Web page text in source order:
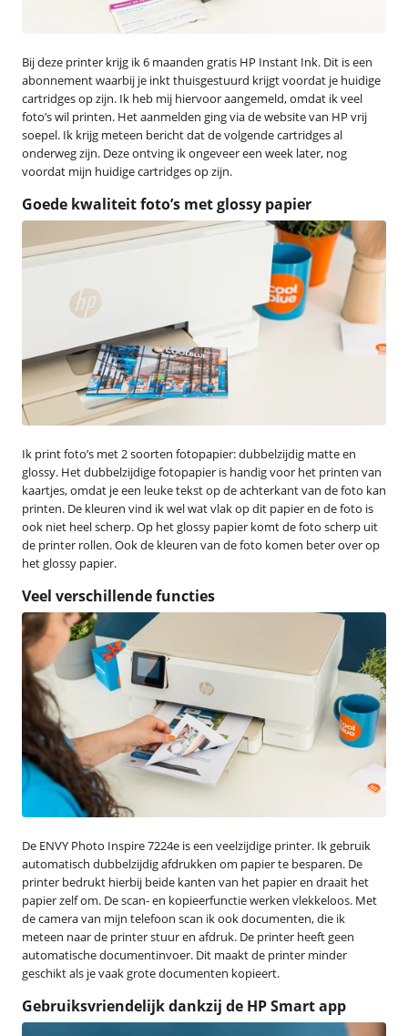
Bij deze printer krijg ik 6 maanden gratis HP Instant Ink. Dit is een
abonnement waarbij je inkt thuisgestuurd krijgt voordat je huidige
cartridges op zijn. Ik heb mij hiervoor aangemeld, omdat ik veel
foto’s wil printen. Het aanmelden ging via de website van HP vrij
soepel. Ik krijg meteen bericht dat de volgende cartridges al
onderweg zijn. Deze ontving ik ongeveer een week later, nog
voordat mijn huidige cartridges op zijn.
Goede kwaliteit foto’s met glossy papier
Ik print foto’s met 2 soorten fotopapier: dubbelzijdig matte en
glossy. Het dubbelzijdige fotopapier is handig voor het printen van
kaartjes, omdat je een leuke tekst op de achterkant van de foto kan
printen. De kleuren vind ik wel wat vlak op dit papier en de foto is
ook niet heel scherp. Op het glossy papier komt de foto scherp uit
de printer rollen. Ook de kleuren van de foto komen beter over op
het glossy papier.
Veel verschillende functies
De ENVY Photo Inspire 7224e is een veelzijdige printer. Ik gebruik
automatisch dubbelzijdig afdrukken om papier te besparen. De
printer bedrukt hierbij beide kanten van het papier en draait het
papier zelf om. De scan- en kopieerfunctie werken vlekkeloos. Met
de camera van mijn telefoon scan ik ook documenten, die ik
meteen naar de printer stuur en afdruk. De printer heeft geen
automatische documentinvoer. Dit maakt de printer minder
geschikt als je vaak grote documenten kopieert.
Gebruiksvriendelijk dankzij de HP Smart app